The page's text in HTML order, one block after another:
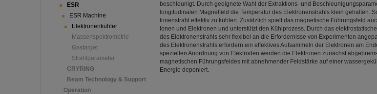
ESR
ESR Machine
Elektronenkühler
Massenspektrometrie
Gastarget
Strahlparameter
CRYRING
Beam Technology & Support
Operation
beschleunigt. Durch geeignete Wahl der Extraktions- und
longitudinalen Magnetfeld die Temperatur des Elektronenstrahls klein gehalten.
Ionenstrahl effektiv zu kühlen. Zusätzlich spielt das magnetische Führungsfeld
Ionen und Elektronen und unterstützt den Kühlprozess. Durch das
des Elektronenstrahls sehr flexibel an die Erfordernisse von Experimenten
des Elektronenstrahls erfordern ein effektives Aufsammeln der Elektronen am
speziellen Anordnung von Elektroden werden die Elektronen zunächst
magnetischen Führungsfeldes mit abnehmender Feldstärke auf einer
Energie deponiert.